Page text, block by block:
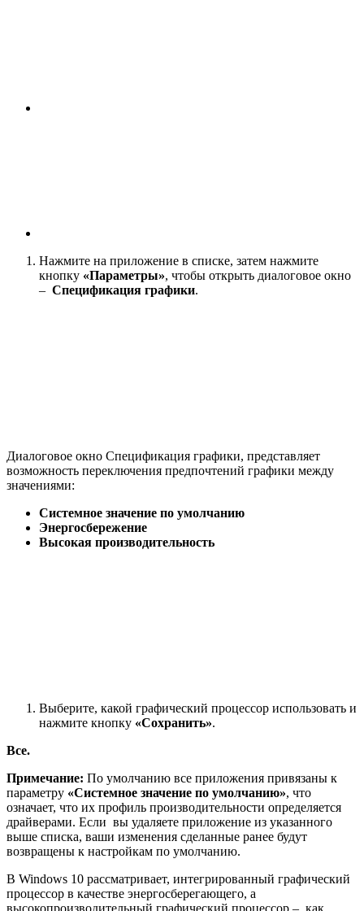
Нажмите на приложение в списке, затем нажмите
кнопку «Параметры», чтобы открыть диалоговое окно
– Спецификация графики.
Диалоговое окно Спецификация графики, представляет
возможность переключения предпочтений графики между
значениями:
Системное значение по умолчанию
Энергосбережение
Высокая производительность
Выберите, какой графический процессор использовать и
нажмите кнопку «Сохранить».
Все.
Примечание: По умолчанию все приложения привязаны к
параметру «Системное значение по умолчанию», что
означает, что их профиль производительности определяется
драйверами. Если вы удаляете приложение из указанного
выше списка, ваши изменения сделанные ранее будут
возвращены к настройкам по умолчанию.
В Windows 10 рассматривает, интегрированный графический
процессор в качестве энергосберегающего, а
высокопроизводительный графический процессор – как